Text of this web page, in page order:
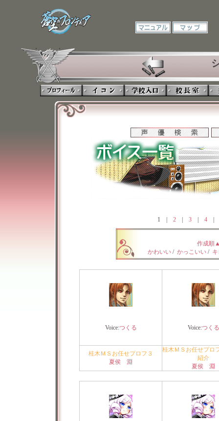
1 2| 3| 4
作成順
かわいい / かっこいい /
Voice:つくる Voice:つくる
桂木ＭＳお任せプロフ３
夏侯 淵
桂木ＭＳお任せプロ
紹介
夏侯 淵